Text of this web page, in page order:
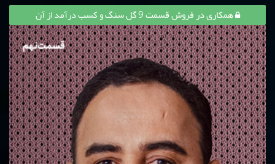
همکاری در فروش قسمت 9 گل سنگ و کسب درآمد از آن